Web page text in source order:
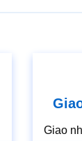
Giao